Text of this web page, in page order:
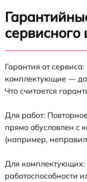
сервисного
Гарантия от
комплектующие — до
Что считается
Для работ:
прямо обусловлен с
(например,
Для комплектующих:
работоспособности